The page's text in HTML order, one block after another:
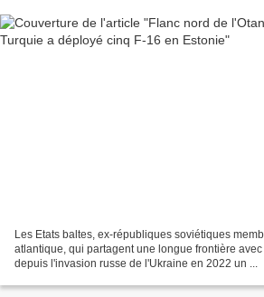
Les Etats baltes, ex-républiques soviétiques
atlantique, qui partagent une longue frontière
depuis l'invasion russe de l'Ukraine en 2022 un ...